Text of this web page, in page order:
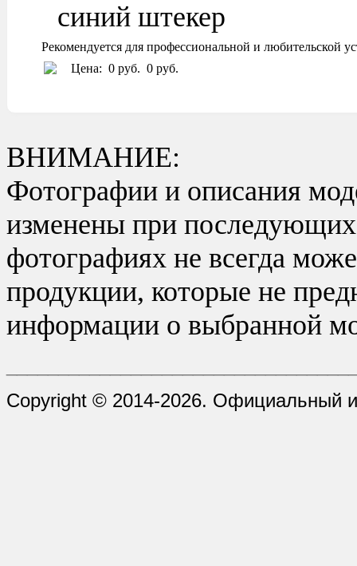
синий штекер
Рекомендуется для профессиональной и любительской
Цена: 0 руб. 0 руб.
ВНИМАНИЕ:
Фотографии и описания
изменены при последующих
фотографиях не всегда
продукции, которые не
информации о выбранной
Copyright © 2014-2026. Официальный